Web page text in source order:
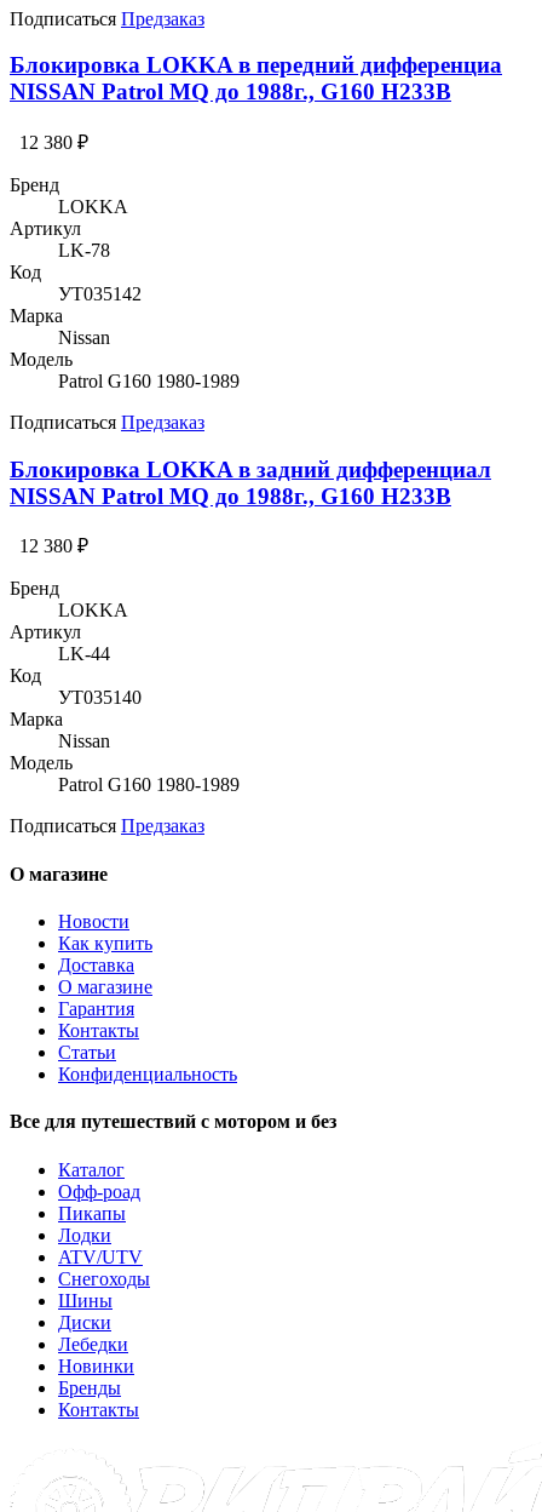
Подписаться Предзаказ
Блокировка LOKKA в передний дифференциа
NISSAN Patrol MQ до 1988г., G160 H233B
12 380 ₽
Бренд
LOKKA
Артикул
LK-78
Код
УТ035142
Марка
Nissan
Модель
Patrol G160 1980-1989
Подписаться Предзаказ
Блокировка LOKKA в задний дифференциал
NISSAN Patrol MQ до 1988г., G160 H233B
12 380 ₽
Бренд
LOKKA
Артикул
LK-44
Код
УТ035140
Марка
Nissan
Модель
Patrol G160 1980-1989
Подписаться Предзаказ
О магазине
Новости
Как купить
Доставка
О магазине
Гарантия
Контакты
Статьи
Конфиденциальность
Все для путешествий с мотором и без
Каталог
Офф-роад
Пикапы
Лодки
ATV/UTV
Снегоходы
Шины
Диски
Лебедки
Новинки
Бренды
Контакты